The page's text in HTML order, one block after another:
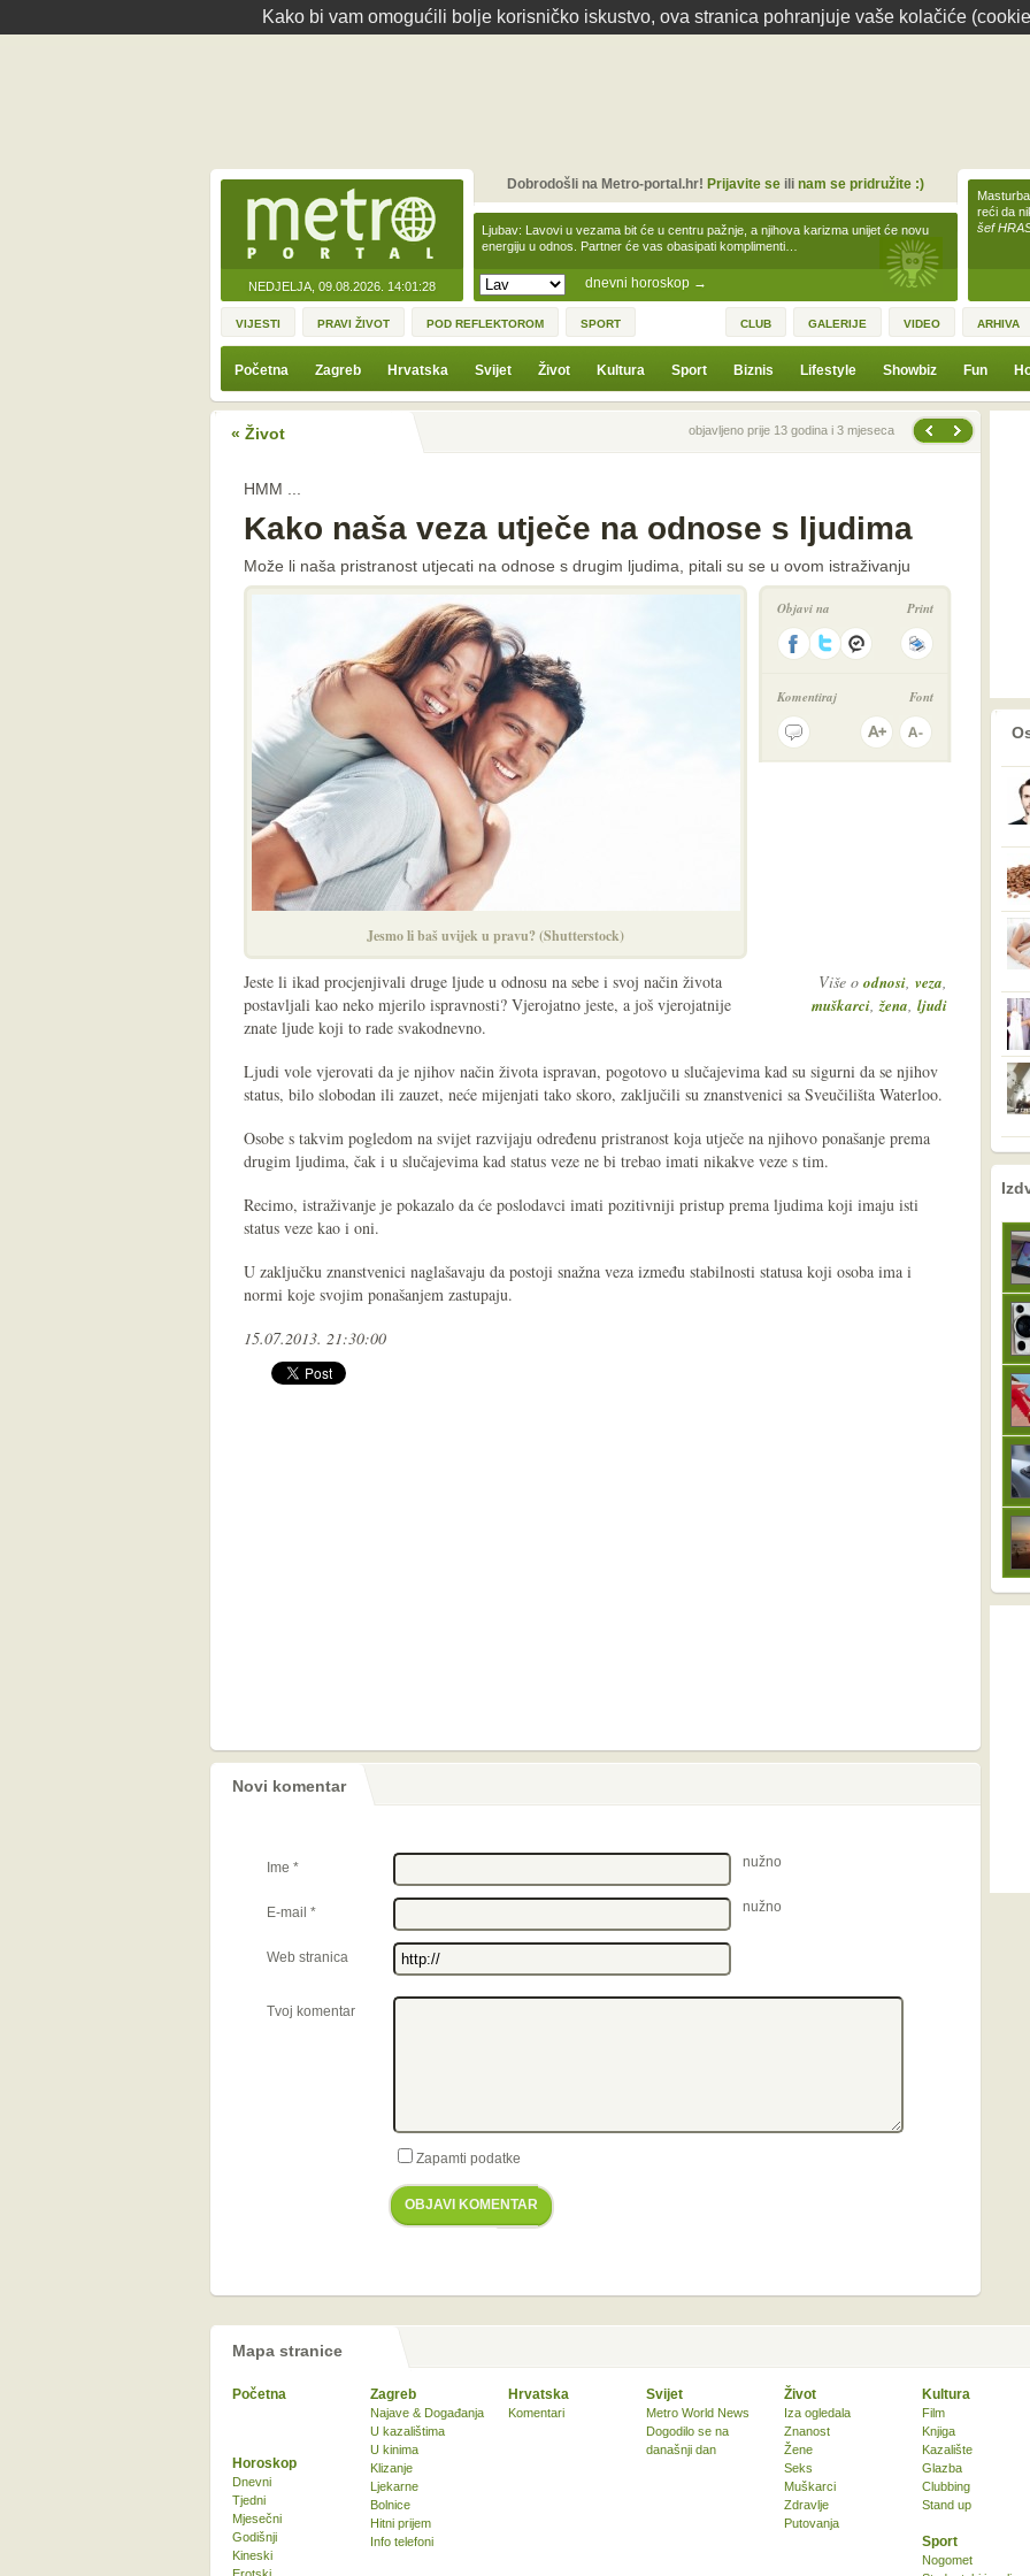
Kako bi vam omogućili bolje korisničko iskustvo, ova stranica pohranjuje vaše kolačiće
NEDJELJA, 09.08.2026. 14:01:28 dnevni horoskop →
Ljubav: Lavovi u vezama bit će u centru pažnje, a njihova karizma unijet će novu
energiju u odnos. Partner će vas obasipati komplimenti…
Dobrodošli na Metro-portal.hr! Prijavite seili nam se pridružite :)
reći da
šef
VIJESTI PRAVI ŽIVOT POD REFLEKTOROM SPORT CLUB GALERIJE VIDEO ARHIVA
Početna Zagreb Hrvatska Svijet Život Kultura Sport Biznis Lifestyle Showbiz Fun
« Život Prethodna vijestobjavljeno prije 13 godina i 3 mjeseca
HMM ...
Kako naša veza utječe na odnose s ljudima
Može li naša pristranost utjecati na odnose s drugim ljudima, pitali su se u ovom istraživanju
Jesmo li baš uvijek u pravu? (Shutterstock)
Objavi na Print
Komentiraj Font
Više o odnosi, veza,
muškarci,žena, ljudi
Jeste li ikad procjenjivali druge ljude u odnosu na sebe i svoj način života
postavljali kao neko mjerilo ispravnosti? Vjerojatno jeste, a još vjerojatnije
znate ljude koji to rade svakodnevno.
Ljudi vole vjerovati da je njihov način života ispravan, pogotovo u slučajevima kad su sigurni da se njihov
status, bilo slobodan ili zauzet, neće mijenjati tako skoro, zaključili su znanstvenici sa Sveučilišta Waterloo.
Osobe s takvim pogledom na svijet razvijaju određenu pristranost koja utječe na njihovo ponašanje prema
drugim ljudima, čak i u slučajevima kad status veze ne bi trebao imati nikakve veze s tim.
Recimo, istraživanje je pokazalo da će poslodavci imati pozitivniji pristup prema ljudima koji imaju isti
status veze kao i oni.
U zaključku znanstvenici naglašavaju da postoji snažna veza između stabilnosti statusa koji osoba ima i
normi koje svojim ponašanjem zastupaju.
15.07.2013. 21:30:00
Novi komentar
Ime * nužno
E-mail * nužno
Web stranica
Tvoj komentar
Zapamti podatke
OBJAVI KOMENTAR
prethodno
nema prethodne
sljedeće
Mapa stranice
Početna Zagreb
Najave & Događanja
U kazalištima
U kinima
Klizanje
Ljekarne
Bolnice
Hitni prijem
Info telefoni
Hrvatska
Komentari
Svijet
Metro World News
Dogodilo se na
današnji dan
Život
Iza ogledala
Znanost
Žene
Seks
Muškarci
Zdravlje
Putovanja
Kultura
Film
Knjiga
Kazalište
Glazba
Clubbing
Stand up
Sport
Nogomet
Horoskop
Dnevni
Tjedni
Mjesečni
Godišnji
Kineski